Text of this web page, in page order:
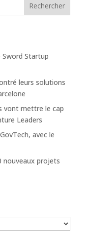
Startup
leurs solutions
vont mettre le cap
Leaders
avec le
nouveaux projets